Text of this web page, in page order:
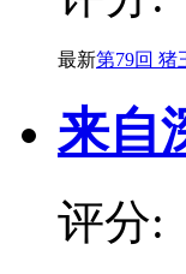
最新第79回 猪
来自
评分: